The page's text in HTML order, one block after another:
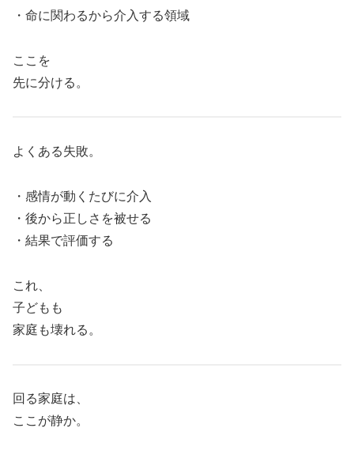
・命に関わるから介入する領域
ここを
先に分ける。
よくある失敗。
・感情が動くたびに介入
・後から正しさを被せる
・結果で評価する
これ、
子どもも
家庭も壊れる。
回る家庭は、
ここが静か。